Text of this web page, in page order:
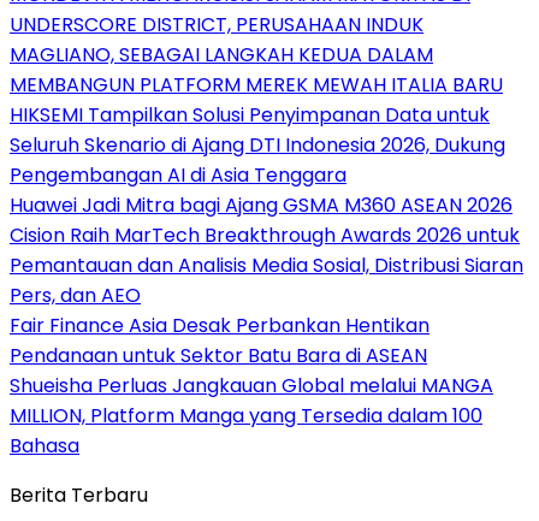
UNDERSCORE DISTRICT, PERUSAHAAN INDUK
MAGLIANO, SEBAGAI LANGKAH KEDUA DALAM
MEMBANGUN PLATFORM MEREK MEWAH ITALIA BARU
HIKSEMI Tampilkan Solusi Penyimpanan Data untuk
Seluruh Skenario di Ajang DTI Indonesia 2026, Dukung
Pengembangan AI di Asia Tenggara
Huawei Jadi Mitra bagi Ajang GSMA M360 ASEAN 2026
Cision Raih MarTech Breakthrough Awards 2026 untuk
Pemantauan dan Analisis Media Sosial, Distribusi Siaran
Pers, dan AEO
Fair Finance Asia Desak Perbankan Hentikan
Pendanaan untuk Sektor Batu Bara di ASEAN
Shueisha Perluas Jangkauan Global melalui MANGA
MILLION, Platform Manga yang Tersedia dalam 100
Bahasa
Berita Terbaru